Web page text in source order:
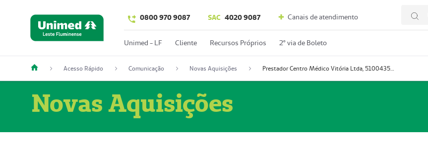
0800 970 9087 SAC 4020 9087 Canais de atendimento
Unimed - LF Cliente Recursos Próprios 2º via de Boleto
Acesso Rápido Comunicação Novas Aquisições Prestador Centro Médico Vitória Ltda, 51004350-4: Centro Médico Vitória Ltda (Nome Fantasia: Policlínica Master)
Novas Aquisições